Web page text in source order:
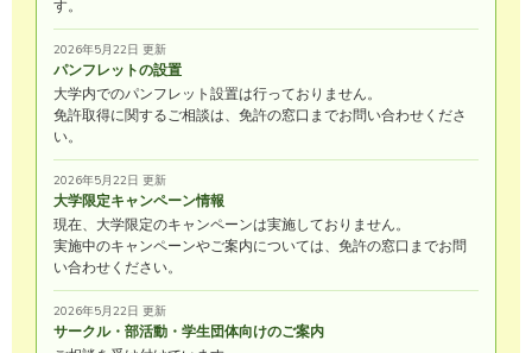
す。
2026年5月22日 更新
パンフレットの設置
大学内でのパンフレット設置は行っておりません。
免許取得に関するご相談は、免許の窓口までお問い合わせくださ
い。
2026年5月22日 更新
大学限定キャンペーン情報
現在、大学限定のキャンペーンは実施しておりません。
実施中のキャンペーンやご案内については、免許の窓口までお問
い合わせください。
2026年5月22日 更新
サークル・部活動・学生団体向けのご案内